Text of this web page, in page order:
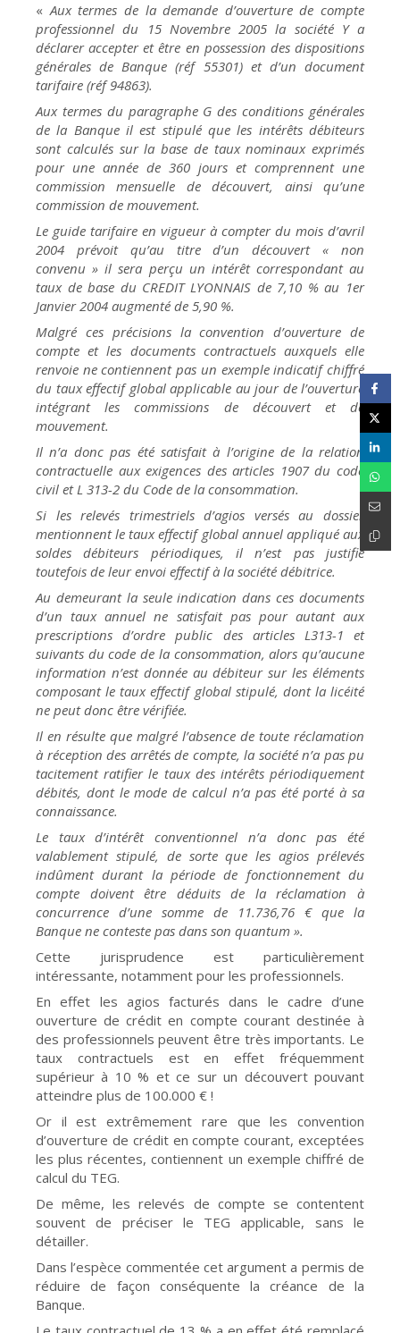
«Aux termes de la demande d’ouverture de compte
professionnel du 15 Novembre 2005 la société Y a
déclarer accepter et être en possession des dispositions
générales de Banque (réf 55301) et d’un document
tarifaire (réf 94863).
Aux termes du paragraphe G des conditions générales
de la Banque il est stipulé que les intérêts débiteurs
sont calculés sur la base de taux nominaux exprimés
pour une année de 360 jours et comprennent une
commission mensuelle de découvert, ainsi qu’une
commission de mouvement.
Le guide tarifaire en vigueur à compter du mois d’avril
2004 prévoit qu’au titre d’un découvert « non
convenu » il sera perçu un intérêt correspondant au
taux de base du CREDIT LYONNAIS de 7,10 % au 1er
Janvier 2004 augmenté de 5,90 %.
Malgré ces précisions la convention d’ouverture de
compte et les documents contractuels auxquels elle
renvoie ne contiennent pas un exemple indicatif chiffré
du taux effectif global applicable au jour de l’ouverture
intégrant les commissions de découvert et de
mouvement.
Il n’a donc pas été satisfait à l’origine de la relation
contractuelle aux exigences des articles 1907 du code
civil et L 313-2 du Code de la consommation.
Si les relevés trimestriels d’agios versés au dossier
mentionnent le taux effectif global annuel appliqué aux
soldes débiteurs périodiques, il n’est pas justifié
toutefois de leur envoi effectif à la société débitrice.
Au demeurant la seule indication dans ces documents
d’un taux annuel ne satisfait pas pour autant aux
prescriptions d’ordre public des articles L313-1 et
suivants du code de la consommation, alors qu’aucune
information n’est donnée au débiteur sur les éléments
composant le taux effectif global stipulé, dont la licéité
ne peut donc être vérifiée.
Il en résulte que malgré l’absence de toute réclamation
à réception des arrêtés de compte, la société n’a pas pu
tacitement ratifier le taux des intérêts périodiquement
débités, dont le mode de calcul n’a pas été porté à sa
connaissance.
Le taux d’intérêt conventionnel n’a donc pas été
valablement stipulé, de sorte que les agios prélevés
indûment durant la période de fonctionnement du
compte doivent être déduits de la réclamation à
concurrence d’une somme de 11.736,76 € que la
Banque ne conteste pas dans son quantum ».
Cette jurisprudence est particulièrement
intéressante, notamment pour les professionnels.
En effet les agios facturés dans le cadre d’une
ouverture de crédit en compte courant destinée à
des professionnels peuvent être très importants. Le
taux contractuels est en effet fréquemment
supérieur à 10 % et ce sur un découvert pouvant
atteindre plus de 100.000 € !
Or il est extrêmement rare que les convention
d’ouverture de crédit en compte courant, exceptées
les plus récentes, contiennent un exemple chiffré de
calcul du TEG.
De même, les relevés de compte se contentent
souvent de préciser le TEG applicable, sans le
détailler.
Dans l’espèce commentée cet argument a permis de
réduire de façon conséquente la créance de la
Banque.